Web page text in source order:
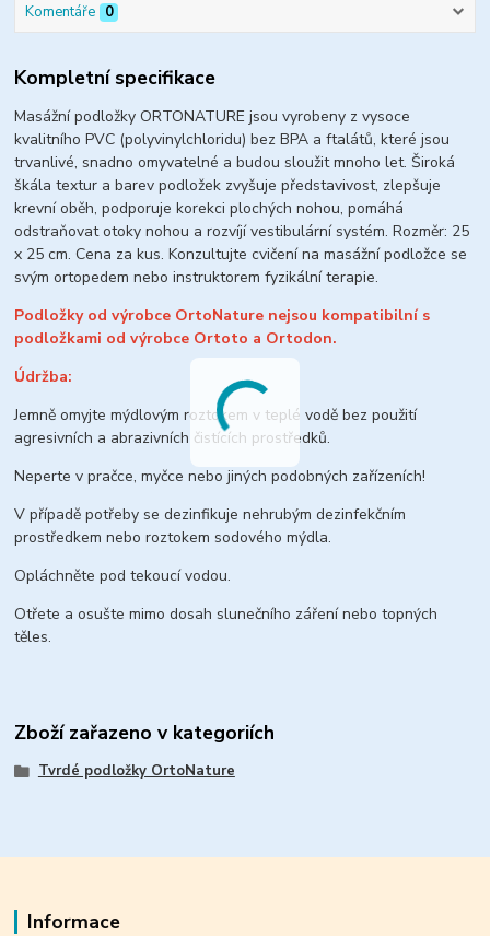
Komentáře 0
Kompletní specifikace
Masážní podložky ORTONATURE jsou vyrobeny z vysoce
kvalitního PVC (polyvinylchloridu) bez BPA a ftalátů, které jsou
trvanlivé, snadno omyvatelné a budou sloužit mnoho let. Široká
škála textur a barev podložek zvyšuje představivost, zlepšuje
krevní oběh, podporuje korekci plochých nohou, pomáhá
odstraňovat otoky nohou a rozvíjí vestibulární systém. Rozměr: 25
x 25 cm. Cena za kus. Konzultujte cvičení na masážní podložce se
svým ortopedem nebo instruktorem fyzikální terapie.
Podložky od výrobce OrtoNature nejsou kompatibilní s
podložkami od výrobce Ortoto a Ortodon.
Údržba:
Jemně omyjte mýdlovým roztokem v teplé vodě bez použití
agresivních a abrazivních čistících prostředků.
Neperte v pračce, myčce nebo jiných podobných zařízeních!
V případě potřeby se dezinfikuje nehrubým dezinfekčním
prostředkem nebo roztokem sodového mýdla.
Opláchněte pod tekoucí vodou.
Otřete a osušte mimo dosah slunečního záření nebo topných
těles.
Zboží zařazeno v kategoriích
Tvrdé podložky OrtoNature
Informace